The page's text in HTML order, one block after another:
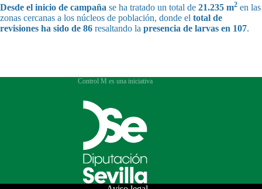
Desde el inicio de campaña se ha tratado un total de 21.235 m2 en las
zonas cercanas a los núcleos de población, donde el total de
revisiones ha sido de 86 resaltando la presencia de larvas en 107.
Control M es una iniciativa